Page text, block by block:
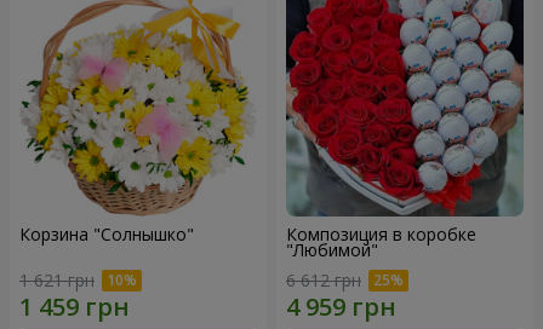
Корзина "Солнышко"
1 621 грн
Композиция в коробке
"Любимой"
6 612 грн